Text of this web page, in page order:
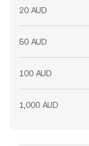
20 AUD
50 AUD
100 AUD
1,000 AUD